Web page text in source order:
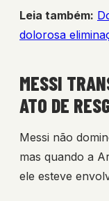
Leia também:
dolorosa
MESSI
ATO DE
Messi não
mas quando a
ele esteve